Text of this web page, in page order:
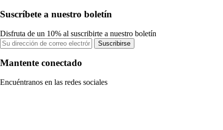
Suscríbete a nuestro boletín
Disfruta de un 10% al suscribirte a nuestro boletín
Suscribirse
Mantente conectado
Encuéntranos en las redes sociales